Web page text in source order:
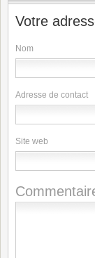
Votre
Nom
Adresse de contact
Site web